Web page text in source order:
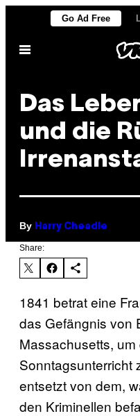
content
Go Ad Free
Open
Das
und die
By Harry Cheadle
Share:
1841 betrat eine
das Gefängnis von
Massachusetts,
entsetzt von dem,
den Kriminellen